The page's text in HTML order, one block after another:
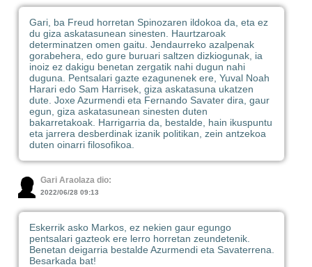
Gari, ba Freud horretan Spinozaren ildokoa da, eta ez
du giza askatasunean sinesten. Haurtzaroak
determinatzen omen gaitu. Jendaurreko azalpenak
gorabehera, edo gure buruari saltzen dizkiogunak, ia
inoiz ez dakigu benetan zergatik nahi dugun nahi
duguna. Pentsalari gazte ezagunenek ere, Yuval Noah
Harari edo Sam Harrisek, giza askatasuna ukatzen
dute. Joxe Azurmendi eta Fernando Savater dira, gaur
egun, giza askatasunean sinesten duten
bakarretakoak. Harrigarria da, bestalde, hain ikuspuntu
eta jarrera desberdinak izanik politikan, zein antzekoa
duten oinarri filosofikoa.
Gari Araolaza dio:
2022/06/28 09:13
Eskerrik asko Markos, ez nekien gaur egungo
pentsalari gazteok ere lerro horretan zeundetenik.
Benetan deigarria bestalde Azurmendi eta Savaterrena.
Besarkada bat!